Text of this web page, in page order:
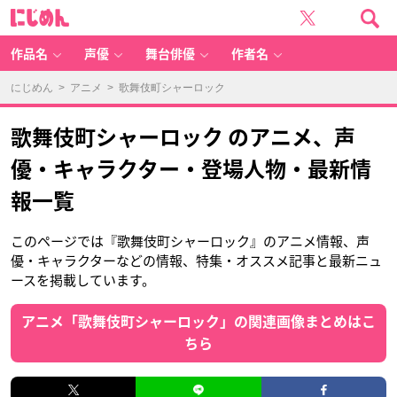
作品名 声優 舞台俳優 作者名
にじめん > アニメ > 歌舞伎町シャーロック
歌舞伎町シャーロック のアニメ、声
優・キャラクター・登場人物・最新情
報一覧
このページでは『歌舞伎町シャーロック』のアニメ情報、声
優・キャラクターなどの情報、特集・オススメ記事と最新ニュ
ースを掲載しています。
アニメ「歌舞伎町シャーロック」の関連画像まとめはこ
ちら